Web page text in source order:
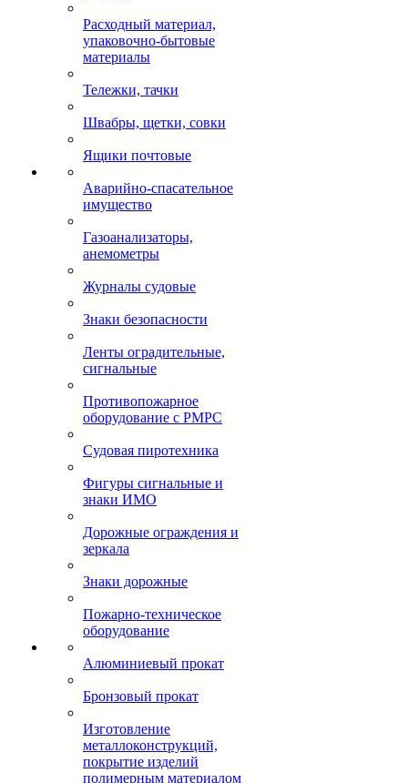
Расходный материал,
упаковочно-бытовые
материалы
Тележки, тачки
Швабры, щетки, совки
Ящики почтовые
Аварийно-спасательное
имущество
Газоанализаторы,
анемометры
Журналы судовые
Знаки безопасности
Ленты оградительные,
сигнальные
Противопожарное
оборудование с РМРС
Судовая пиротехника
Фигуры сигнальные и
знаки ИМО
Дорожные ограждения и
зеркала
Знаки дорожные
Пожарно-техническое
оборудование
Алюминиевый прокат
Бронзовый прокат
Изготовление
металлоконструкций,
покрытие изделий
полимерным материалом